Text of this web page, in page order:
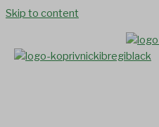
Skip to content